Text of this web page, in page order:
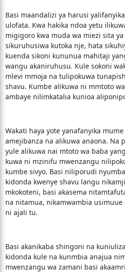
Basi maandalizi ya harusi
ulofata. Kwa hakika ndoa yetu
migigoro kwa muda wa miezi sita
sikuruhusiwa kutoka nje, hata
kuenda sikoni kununua mahitaji
wangu akaniruhusu. Kule sokoni
mlevi mmoja na tulipokuwa
shavu. Kumbe alikuwa ni mmtoto
ambaye nilimkatalia kunioa
Wakati haya yote yanafanyika
amejibanza na alikuwa anaona. Na
yule alikuwa nai mtoto wa baba
kuwa ni mzinifu mwenzangu
kumbe sivyo. Basi niliporudi
kidonda kwenye shavu langu
mkokoteni, basi akasema
na nitamua, nikamwambia
ni ajali tu.
Basi akanikaba shingoni na
kidonda kule na kunmbia anajua
mwenzangu wa zamani basi